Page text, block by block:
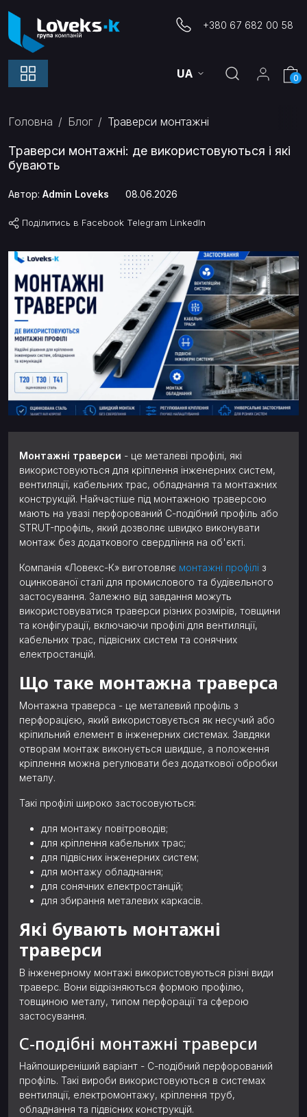
+380 67 682 00 58
UA 0
Головна Блог Траверси монтажні
Траверси монтажні: де використовуються і які
бувають
Автор: Admin Loveks 08.06.2026
Поділитись в Facebook Telegram LinkedIn
Монтажні траверси - це металеві профілі, які
використовуються для кріплення інженерних систем,
вентиляції, кабельних трас, обладнання та монтажних
конструкцій. Найчастіше під монтажною траверсою
мають на увазі перфорований С-подібний профіль або
STRUT-профіль, який дозволяє швидко виконувати
монтаж без додаткового свердління на об'єкті.
Компанія «Ловекс-К» виготовляє монтажні профілі з
оцинкованої сталі для промислового та будівельного
застосування. Залежно від завдання можуть
використовуватися траверси різних розмірів, товщини
та конфігурації, включаючи профілі для вентиляції,
кабельних трас, підвісних систем та сонячних
електростанцій.
Що таке монтажна траверса
Монтажна траверса - це металевий профіль з
перфорацією, який використовується як несучий або
кріпильний елемент в інженерних системах. Завдяки
отворам монтаж виконується швидше, а положення
кріплення можна регулювати без додаткової обробки
металу.
Такі профілі широко застосовуються:
для монтажу повітроводів;
для кріплення кабельних трас;
для підвісних інженерних систем;
для монтажу обладнання;
для сонячних електростанцій;
для збирання металевих каркасів.
Які бувають монтажні
траверси
В інженерному монтажі використовуються різні види
траверс. Вони відрізняються формою профілю,
товщиною металу, типом перфорації та сферою
застосування.
С-подібні монтажні траверси
Найпоширеніший варіант - С-подібний перфорований
профіль. Такі вироби використовуються в системах
вентиляції, електромонтажу, кріплення труб,
обладнання та підвісних конструкцій.